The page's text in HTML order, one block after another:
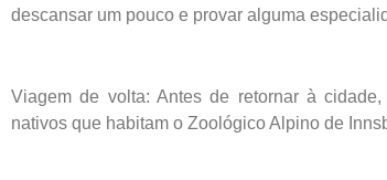
descansar um pouco e provar alguma
Viagem de volta: Antes de retornar à
nativos que habitam o Zoológico Alpino de